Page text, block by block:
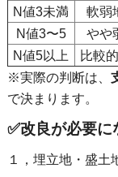
N値3未満
軟弱
N値3〜5
やや
N値5以上
比較
※実際の判断は、
で決まります。
✅改良が必要
１，埋立地・盛土